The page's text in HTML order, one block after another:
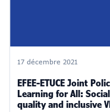
17 décembre 2021
EFEE-ETUCE Joint
Learning for All:
quality and inclusive